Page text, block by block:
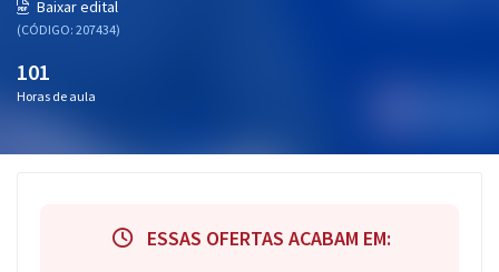
Baixar edital
(CÓDIGO: 207434)
101
Horas de aula
ESSAS OFERTAS ACABAM EM: